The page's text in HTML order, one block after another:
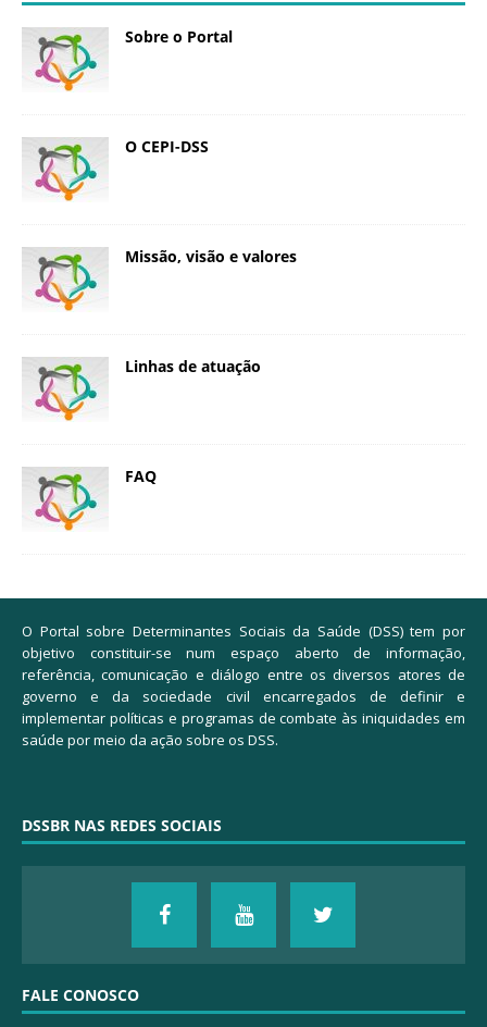
Sobre o Portal
O CEPI-DSS
Missão, visão e valores
Linhas de atuação
FAQ
O Portal sobre Determinantes Sociais da Saúde (DSS) tem por
objetivo constituir-se num espaço aberto de informação,
referência, comunicação e diálogo entre os diversos atores de
governo e da sociedade civil encarregados de definir e
implementar políticas e programas de combate às iniquidades em
saúde por meio da ação sobre os DSS.
DSSBR NAS REDES SOCIAIS
FALE CONOSCO